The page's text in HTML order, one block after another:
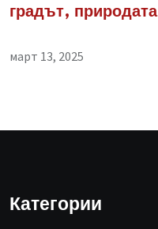
градът, природата
март 13, 2025
Категории